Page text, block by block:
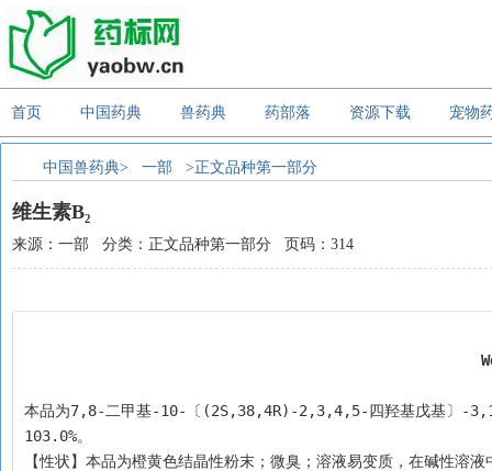
首页 中国药典 兽药典 药部落 资源下载 宠物
中国兽药典> 一部 >正文品种第一部分
维生素B₂
来源：一部 分类：正文品种第一部分 页码：314
本品为7,8-二甲基-10-〔(2S,38,4R)-2,3,4,5-四羟基戊基〕-
103.0%。
【性状】本品为橙黄色结晶性粉末；微臭；溶液易变质，在碱性溶